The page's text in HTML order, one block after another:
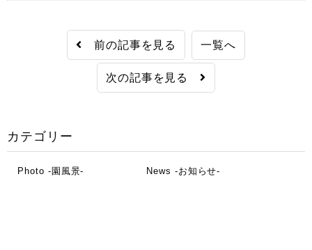
前の記事を見る 一覧へ
次の記事を見る
カテゴリー
Photo -園風景- News -お知らせ-